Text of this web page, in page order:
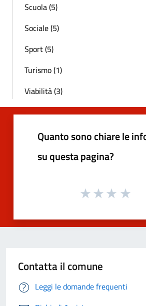
Scuola (5)
Sociale (5)
Sport (5)
Turismo (1)
Viabilità (3)
Quanto sono chiare le
su questa pagina?
Contatta il comune
Leggi le domande frequenti